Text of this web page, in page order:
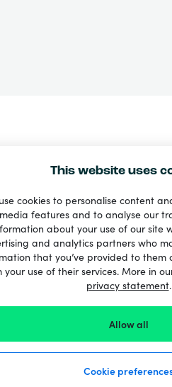
This website uses
cookies to personalise content
media features and to analyse our
about your use of our site
and analytics partners who
that you’ve provided to them
your use of their services. More in
privacy statement.
Allow all
Cookie